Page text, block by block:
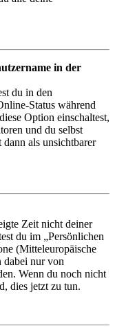
in der
du in den
Status während
Option einschaltest,
und du selbst
als unsichtbarer
Zeit nicht deiner
du im „Persönlichen
(Mitteleuropäische
dabei nur von
Wenn du noch nicht
dies jetzt zu tun.